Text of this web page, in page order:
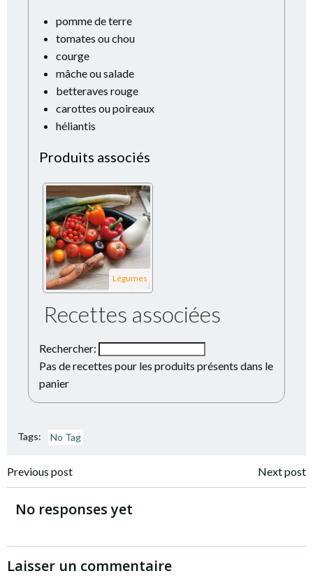
pomme de terre
tomates ou chou
courge
mâche ou salade
betteraves rouge
carottes ou poireaux
héliantis
Produits associés
Légumes
Recettes associées
Rechercher:
Pas de recettes pour les produits présents dans le
panier
Tags: No Tag
Navigation
de
l’article
Previous post
Navigation
l’article
Next post
No responses yet
Laisser un commentaire